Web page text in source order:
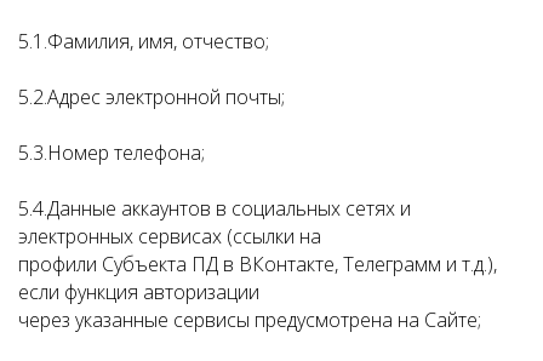
5.1.Фамилия, имя, отчество;
5.2.Адрес электронной почты;
5.3.Номер телефона;
5.4.Данные аккаунтов в социальных сетях и
электронных сервисах (ссылки на
профили Субъекта ПД в ВКонтакте, Телеграмм и т.д.),
если функция авторизации
через указанные сервисы предусмотрена на Сайте;